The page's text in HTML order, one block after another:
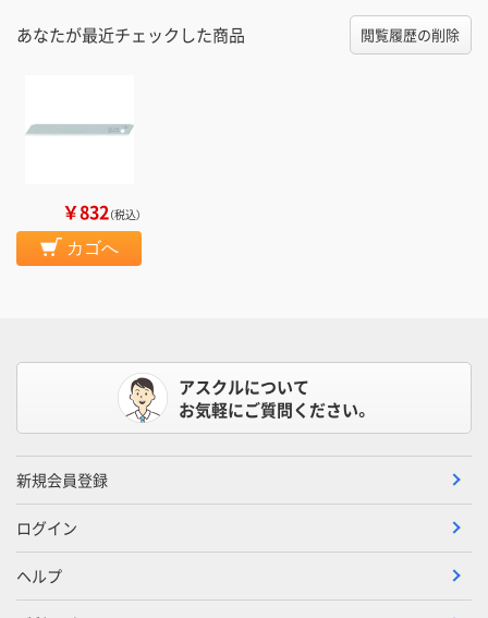
あなたが最近チェックした商品 閲覧履歴の削除
￥832（税込）
カゴへ
アスクルについて
お気軽にご質問ください。
新規会員登録
ログイン
ヘルプ